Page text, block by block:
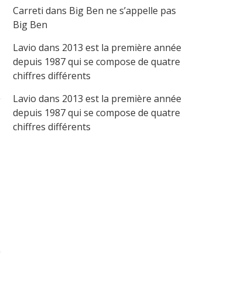
Carreti dans Big Ben ne s’appelle pas
Big Ben
Lavio dans 2013 est la première année
depuis 1987 qui se compose de quatre
chiffres différents
Lavio dans 2013 est la première année
depuis 1987 qui se compose de quatre
chiffres différents